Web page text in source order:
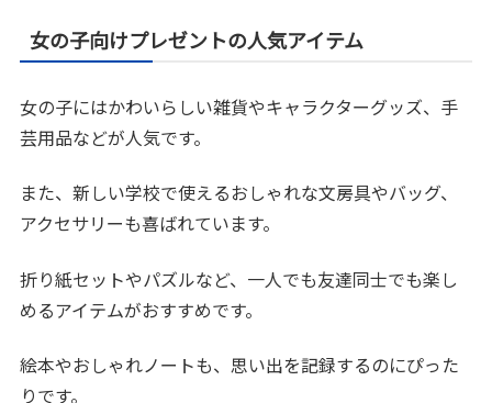
女の子向けプレゼントの人気アイテム
女の子にはかわいらしい雑貨やキャラクターグッズ、手
芸用品などが人気です。
また、新しい学校で使えるおしゃれな文房具やバッグ、
アクセサリーも喜ばれています。
折り紙セットやパズルなど、一人でも友達同士でも楽し
めるアイテムがおすすめです。
絵本やおしゃれノートも、思い出を記録するのにぴった
りです。